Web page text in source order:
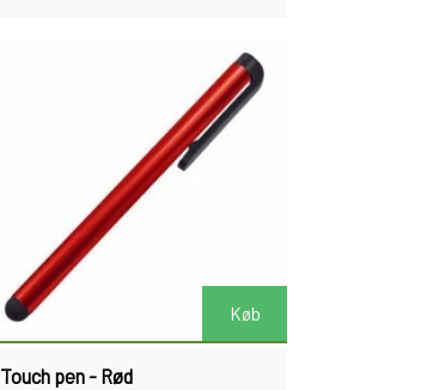
Køb
Touch pen - Rød